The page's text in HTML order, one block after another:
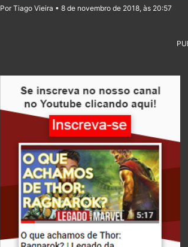
Por Tiago Vieira • 8 de novembro de 2018, às 20:57